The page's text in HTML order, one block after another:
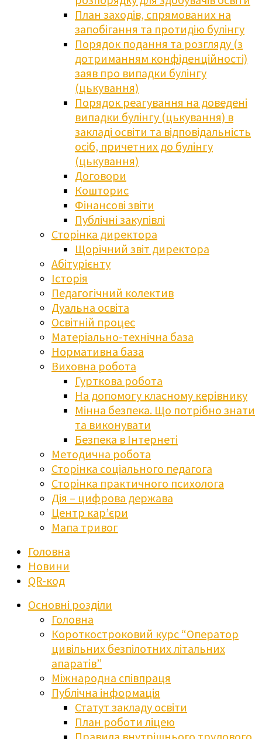
План заходів, спрямованих на
запобігання та протидію булінгу
Порядок подання та розгляду (з
дотриманням конфіденційності)
заяв про випадки булінгу
(цькування)
Порядок реагування на доведені
випадки булінгу (цькування) в
закладі освіти та відповідальність
осіб, причетних до булінгу
(цькування)
Договори
Кошторис
Фінансові звіти
Публічні закупівлі
Сторінка директора
Щорічний звіт директора
Абітурієнту
Історія
Педагогічний колектив
Дуальна освіта
Освітній процес
Матеріально-технічна база
Нормативна база
Виховна робота
Гурткова робота
На допомогу класному керівнику
Мінна безпека. Що потрібно знати
та виконувати
Безпека в Інтернеті
Методична робота
Сторінка соціального педагога
Сторінка практичного психолога
Дія – цифрова держава
Центр кар’єри
Мапа тривог
Головна
Новини
QR-код
Основні розділи
Головна
Короткостроковий курс “Оператор
цивільних безпілотних літальних
апаратів”
Міжнародна співпраця
Публічна інформація
Статут закладу освіти
План роботи ліцею